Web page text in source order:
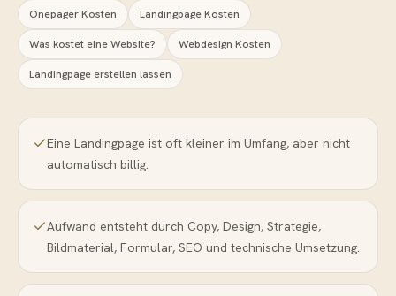
Onepager Kosten Landingpage Kosten
Was kostet eine Website? Webdesign Kosten
Landingpage erstellen lassen
Eine Landingpage ist oft kleiner im Umfang, aber nicht
automatisch billig.
Aufwand entsteht durch Copy, Design, Strategie,
Bildmaterial, Formular, SEO und technische Umsetzung.